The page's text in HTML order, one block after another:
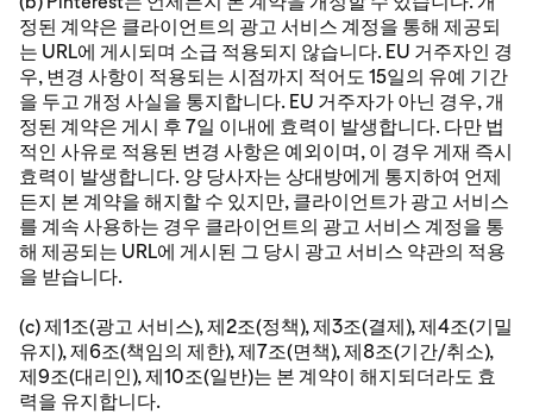
정된 계약은 클라이언트의 광고 서비스 계정을 통해 제공되
는 URL에 게시되며 소급 적용되지 않습니다. EU 거주자인 경
우, 변경 사항이 적용되는 시점까지 적어도 15일의 유예 기간
을 두고 개정 사실을 통지합니다. EU 거주자가 아닌 경우, 개
정된 계약은 게시 후 7일 이내에 효력이 발생합니다. 다만 법
적인 사유로 적용된 변경 사항은 예외이며, 이 경우 게재 즉시
효력이 발생합니다. 양 당사자는 상대방에게 통지하여 언제
든지 본 계약을 해지할 수 있지만, 클라이언트가 광고 서비스
를 계속 사용하는 경우 클라이언트의 광고 서비스 계정을 통
해 제공되는 URL에 게시된 그 당시 광고 서비스 약관의 적용
을 받습니다.
(c) 제1조(광고 서비스), 제2조(정책), 제3조(결제), 제4조(기밀
유지), 제6조(책임의 제한), 제7조(면책), 제8조(기간/취소),
제9조(대리인), 제10조(일반)는 본 계약이 해지되더라도 효
력을 유지합니다.